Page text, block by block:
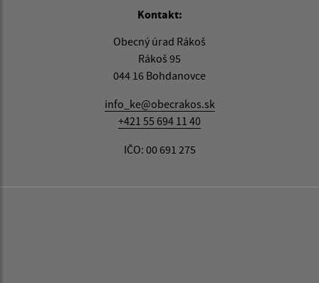
Kontakt:
Obecný úrad Rákoš
Rákoš 95
044 16 Bohdanovce
info_ke@obecrakos.sk
+421 55 694 11 40
IČO: 00 691 275